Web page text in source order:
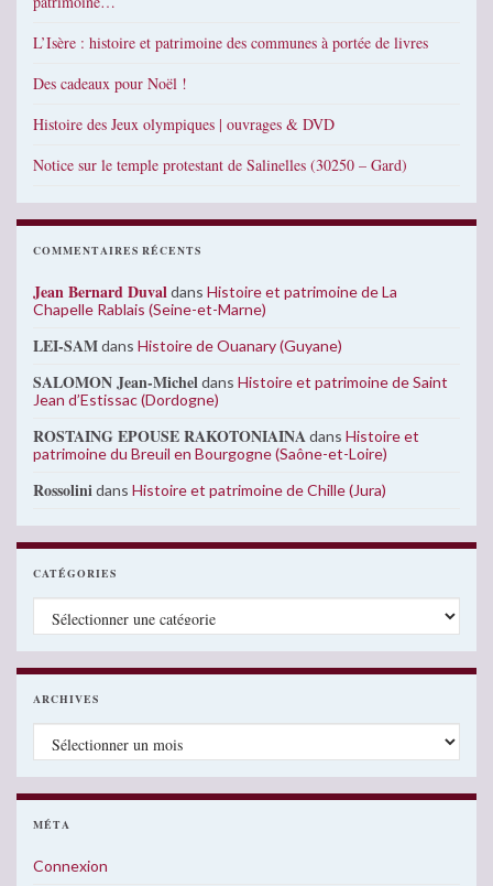
L’Isère : histoire et patrimoine des communes à portée de livres
Des cadeaux pour Noël !
Histoire des Jeux olympiques | ouvrages & DVD
Notice sur le temple protestant de Salinelles (30250 – Gard)
COMMENTAIRES RÉCENTS
Jean Bernard Duvaldans Histoire et patrimoine de La
Chapelle Rablais (Seine-et-Marne)
LEI-SAMdans Histoire de Ouanary (Guyane)
SALOMON Jean-Micheldans Histoire et patrimoine de Saint
Jean d’Estissac (Dordogne)
ROSTAING EPOUSE RAKOTONIAINAdans Histoire et
patrimoine du Breuil en Bourgogne (Saône-et-Loire)
Rossolinidans Histoire et patrimoine de Chille (Jura)
CATÉGORIES
Catégories
ARCHIVES
Archives
MÉTA
Connexion